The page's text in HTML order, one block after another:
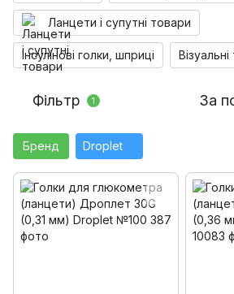
Ланцети і супутні товари
Інсулінові голки, шприці
Фільтр 1 За
Бренд Droplet